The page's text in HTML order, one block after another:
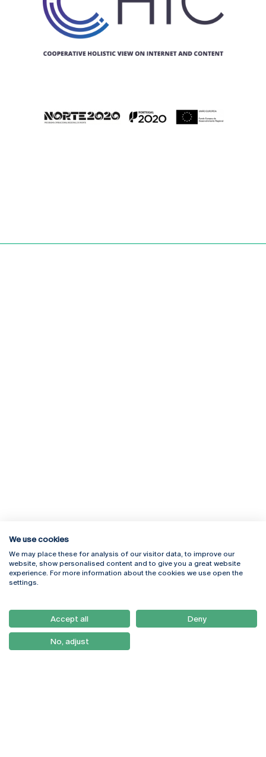
Rua Diogo Botelho 1327
4169-005 Porto
+351 226 196 240
Campus Online
Webmail
Como Chegar
Newsletter
We use cookies
We may place these for analysis of our visitor data, to improve our
website, show personalised content and to give you a great website
experience. For more information about the cookies we use open the
settings.
Accept all Deny
No, adjust